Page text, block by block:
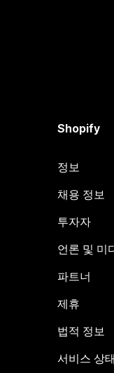
Shopify
정보
채용 정보
투자자
언론 및 미
파트너
제휴
법적 정보
서비스 상태